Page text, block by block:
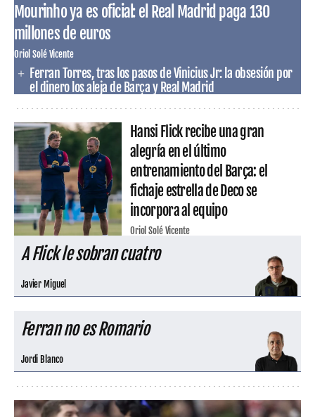
Mourinho ya es oficial: el Real Madrid paga 130
millones de euros
Oriol Solé Vicente
Ferran Torres, tras los pasos de Vinicius Jr: la obsesión por
el dinero los aleja de Barça y Real Madrid
Hansi Flick recibe una gran
alegría en el último
entrenamiento del Barça: el
fichaje estrella de Deco se
incorpora al equipo
Oriol Solé Vicente
A Flick le sobran cuatro
Javier Miguel
Ferran no es Romario
Jordi Blanco